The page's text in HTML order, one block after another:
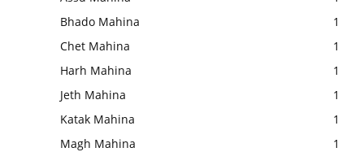
Bhado Mahina
1
Chet Mahina
1
Harh Mahina
1
Jeth Mahina
1
Katak Mahina
1
Magh Mahina
1